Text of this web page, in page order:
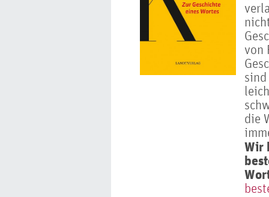
von
die
Wir